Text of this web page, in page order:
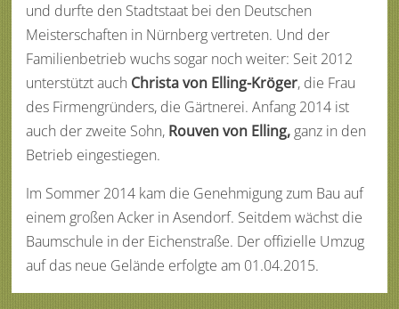
und durfte den Stadtstaat bei den Deutschen
Meisterschaften in Nürnberg vertreten. Und der
Familienbetrieb wuchs sogar noch weiter: Seit 2012
unterstützt auch Christa von Elling-Kröger, die Frau
des Firmengründers, die Gärtnerei. Anfang 2014 ist
auch der zweite Sohn, Rouven von Elling, ganz in den
Betrieb eingestiegen.
Im Sommer 2014 kam die Genehmigung zum Bau auf
einem großen Acker in Asendorf. Seitdem wächst die
Baumschule in der Eichenstraße. Der offizielle Umzug
auf das neue Gelände erfolgte am 01.04.2015.